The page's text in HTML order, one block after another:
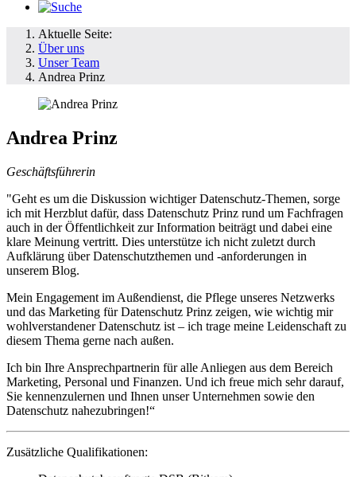
Aktuelle Seite:
Über uns
Unser Team
Andrea Prinz
Andrea Prinz
Geschäftsführerin
"Geht es um die Diskussion wichtiger Datenschutz-Themen, sorge
ich mit Herzblut dafür, dass Datenschutz Prinz rund um Fachfragen
auch in der Öffentlichkeit zur Information beiträgt und dabei eine
klare Meinung vertritt. Dies unterstütze ich nicht zuletzt durch
Aufklärung über Datenschutzthemen und -anforderungen in
unserem Blog.
Mein Engagement im Außendienst, die Pflege unseres Netzwerks
und das Marketing für Datenschutz Prinz zeigen, wie wichtig mir
wohlverstandener Datenschutz ist – ich trage meine Leidenschaft zu
diesem Thema gerne nach außen.
Ich bin Ihre Ansprechpartnerin für alle Anliegen aus dem Bereich
Marketing, Personal und Finanzen. Und ich freue mich sehr darauf,
Sie kennenzulernen und Ihnen unser Unternehmen sowie den
Datenschutz nahezubringen!“
Zusätzliche Qualifikationen: